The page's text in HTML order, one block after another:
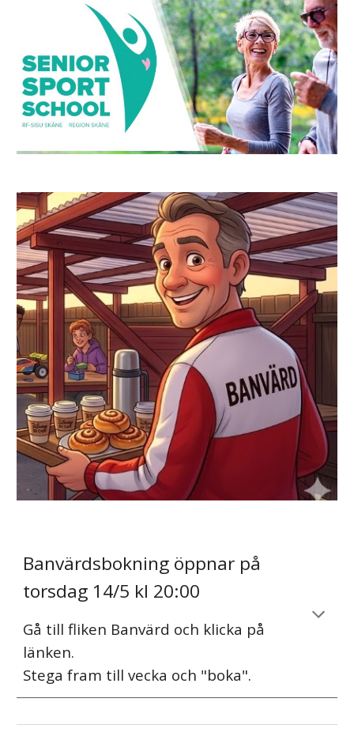
Banvärdsbokning öppnar på
torsdag 14/5 kl 20:00
Gå till fliken Banvärd och klicka på
länken.
Stega fram till vecka och "boka".